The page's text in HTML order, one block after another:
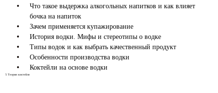
Что такое выдержка алкогольных напитков и как влияет
бочка на напиток
Зачем применяется купажирование
История водки. Мифы и стереотипы о водке
Типы водок и как выбрать качественный продукт
Особенности производства водки
Коктейли на основе водки
5 Теория коктейля